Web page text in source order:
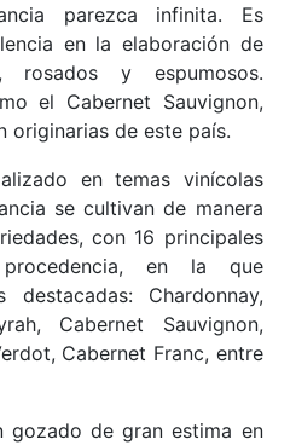
parezca infinita. Es
en la elaboración de
rosados y espumosos.
el Cabernet Sauvignon,
originarias de este país.
en temas vinícolas
se cultivan de manera
con 16 principales
en la que
destacadas: Chardonnay,
Cabernet Sauvignon,
Cabernet Franc, entre
gozado de gran estima en